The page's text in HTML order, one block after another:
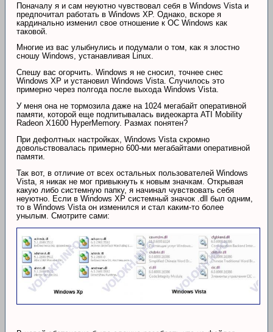
Поначалу я и сам неуютно чувствовал себя в Windows Vista и
предпочитал работать в Windows XP. Однако, вскоре я
кардинально изменил свое отношение к ОС Windows как
таковой.
Многие из вас улыбнулись и подумали о том, как я злостно
сношу Windows, устанавливая Linux.
Спешу вас огорчить. Windows я не сносил, точнее снес
Windows XP и установил Windows Vista. Случилось это
примерно через полгода после выхода Windows Vista.
У меня она не тормозила даже на 1024 мегабайт оперативной
памяти, которой еще подпитывалась видеокарта ATI Mobility
Radeon X1600 HyperMemory. Размах понятен?
При дефолтных настройках, Windows Vista скромно
довольствовалась примерно 600-ми мегабайтами оперативной
памяти.
Так вот, в отличие от всех остальных пользователей Windows
Vista, я никак не мог привыкнуть к новым значкам. Открывая
какую либо системную папку, я начинал чувствовать себя
неуютно. Если в Windows XP системный значок .dll был одним,
то в Windows Vista он изменился и стал каким-то более
унылым. Смотрите сами: